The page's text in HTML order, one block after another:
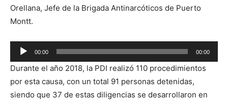
Orellana, Jefe de la Brigada Antinarcóticos de Puerto
Montt.
Reproductor
de
audio
00:00 00:00
Durante el año 2018, la PDI realizó 110 procedimientos
por esta causa, con un total 91 personas detenidas,
siendo que 37 de estas diligencias se desarrollaron en